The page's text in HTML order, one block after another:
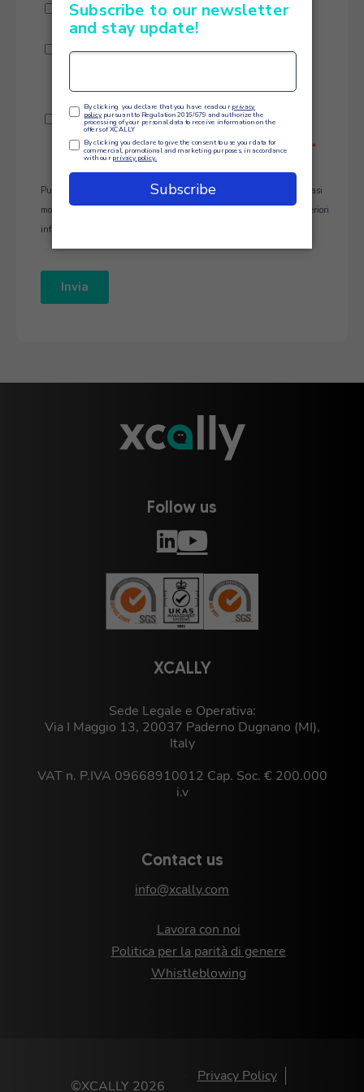
XCALLY
Sede Legale e Operativa:
Via I Maggio 13, 20037 Paderno Dugnano (MI),
Italy
VAT n. P.IVA 09668910012 Cap. Soc. € 200.000
i.v
Contact us
info@xcally.com
Lavora con noi
Politica per la parità di genere
Whistleblowing
Follow us
©XCALLY 2026
Privacy Policy